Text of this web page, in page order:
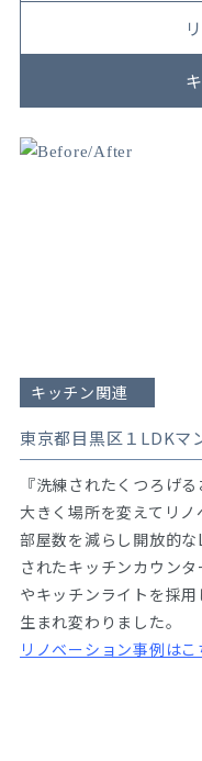
キッチン関連
東京都目黒区１LDK
『洗練されたくつろげる
大きく場所を変えてリノ
部屋数を減らし開放的
されたキッチンカウン
やキッチンライトを採
生まれ変わりました。
リノベーション事例はこ